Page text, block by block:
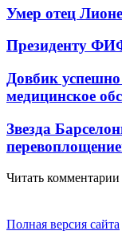
Умер отец
Президенту
Довбик
медицинское
Звезда
Читать комментарии
Полная версия сайта